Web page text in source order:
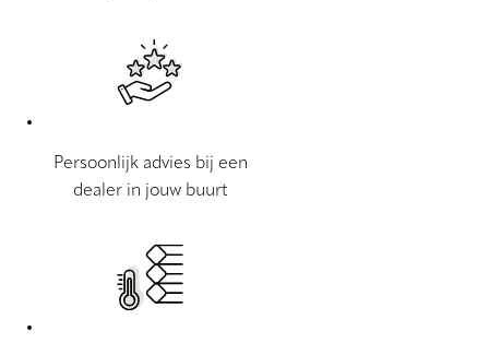
Persoonlijk advies bij een
dealer in jouw buurt